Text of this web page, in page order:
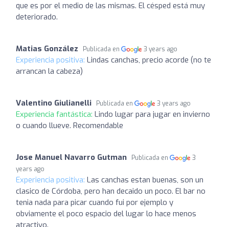
que es por el medio de las mismas. El césped está muy
deteriorado.
Matias González Publicada en 3 years ago
Experiencia positiva: Lindas canchas, precio acorde (no te
arrancan la cabeza)
Valentino Giulianelli Publicada en 3 years ago
Experiencia fantástica: Lindo lugar para jugar en invierno
o cuando llueve. Recomendable
Jose Manuel Navarro Gutman Publicada en
3
years ago
Experiencia positiva: Las canchas estan buenas, son un
clasico de Córdoba, pero han decaido un poco. El bar no
tenia nada para picar cuando fui por ejemplo y
obviamente el poco espacio del lugar lo hace menos
atractivo.